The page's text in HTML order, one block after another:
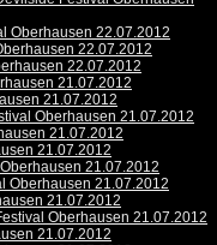
Oberhausen 22.07.2012
22.07.2012
22.07.2012
21.07.2012
21.07.2012
Oberhausen 21.07.2012
21.07.2012
21.07.2012
21.07.2012
Oberhausen 21.07.2012
21.07.2012
Oberhausen 21.07.2012
21.07.2012